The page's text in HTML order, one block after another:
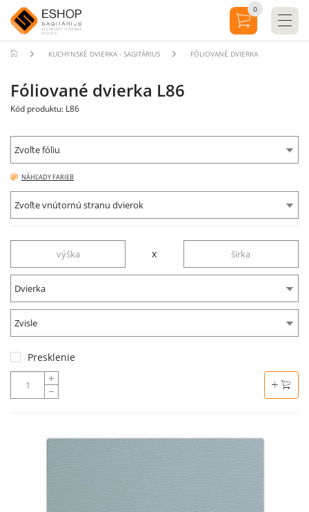
KUCHYNSKÉ DVIERKA - SAGITÁRIUS FÓLIOVANÉ DVIERKA
Fóliované dvierka L86
Kód produktu: L86
Zvoľte fóliu
NÁHĽADY FARIEB
Zvoľte vnútornú stranu dvierok
x
Dvierka
Zvisle
Presklenie
0